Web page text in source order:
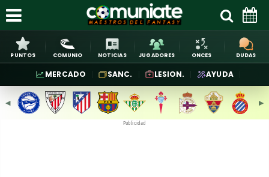
PUNTOS COMUNIO NOTICIAS JUGADORES ONCES DUDAS
MERCADO SANC. LESION. AYUDA
◀︎ ▶︎
Publicidad